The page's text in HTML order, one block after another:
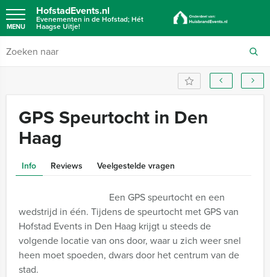
HofstadEvents.nl
Evenementen in de Hofstad; Hét
Haagse Uitje!
MENU
GPS Speurtocht in Den
Haag
Info Reviews Veelgestelde vragen
Een GPS speurtocht en een
wedstrijd in één. Tijdens de speurtocht met GPS van
Hofstad Events in Den Haag krijgt u steeds de
volgende locatie van ons door, waar u zich weer snel
heen moet spoeden, dwars door het centrum van de
stad.